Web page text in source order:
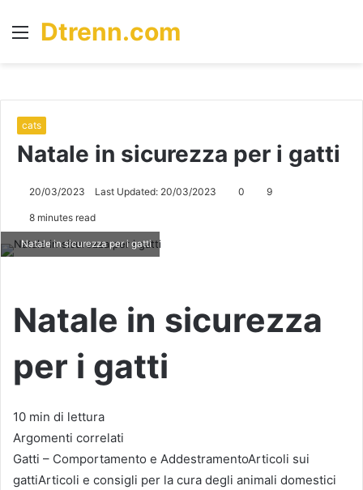
Menu
Dtrenn.com
cats
Natale in sicurezza per i gatti
20/03/2023 Last Updated: 20/03/2023 0 9
8 minutes read
Natale in sicurezza per i gatti
Natale in sicurezza
per i gatti
10 min di lettura
Argomenti correlati
Gatti – Comportamento e AddestramentoArticoli sui
gattiArticoli e consigli per la cura degli animali domestici